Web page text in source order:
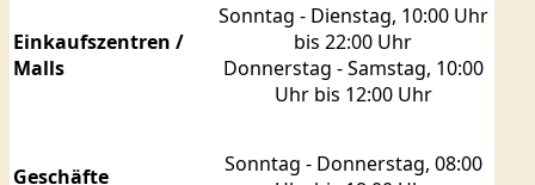
Einkaufszentren /
Malls
Sonntag - Dienstag, 10:00 Uhr
bis 22:00 Uhr
Donnerstag - Samstag, 10:00
Uhr bis 12:00 Uhr
Geschäfte
Sonntag - Donnerstag, 08:00